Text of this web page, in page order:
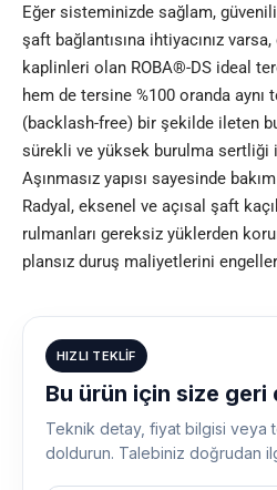
Eğer sisteminizde sağlam,
şaft bağlantısına ihtiyacınız
kaplinleri olan ROBA®-DS ideal
hem de tersine %100 oranda
(backlash-free) bir şekilde ileten
sürekli ve yüksek burulma sertliği
Aşınmasız yapısı sayesinde
Radyal, eksenel ve açısal şaft
rulmanları gereksiz yüklerden
plansız duruş maliyetlerini
HIZLI TEKLIF
Bu ürün için size geri
Teknik detay, fiyat bilgisi veya
doldurun. Talebiniz doğrudan